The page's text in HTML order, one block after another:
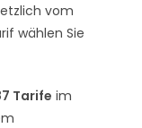
vom
wählen Sie
Tarife im